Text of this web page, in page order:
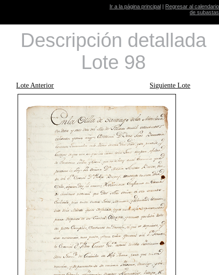
Ir a la página principal | Regresar al calendario
de subastas
Descripción detallada
Lote 98
Lote Anterior Siguiente Lote